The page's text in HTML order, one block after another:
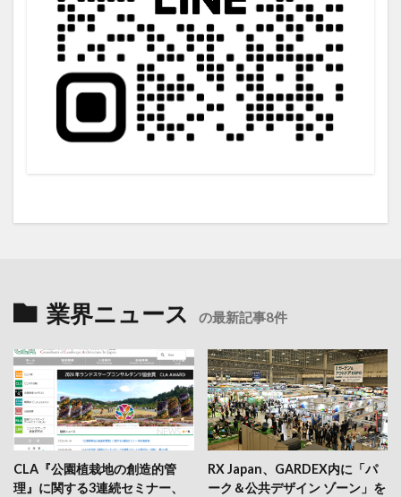
業界ニュース の最新記事8件
CLA『公園植栽地の創造的管
理』に関する3連続セミナー、
RX Japan、GARDEX内に「パ
ーク＆公共デザイン ゾーン」を